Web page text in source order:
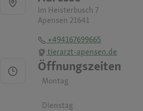
Im Heisterbusch 7
Apensen 21641
+494167699665
tierarzt-apensen.de
Öffnungszeiten
Montag
Dienstag